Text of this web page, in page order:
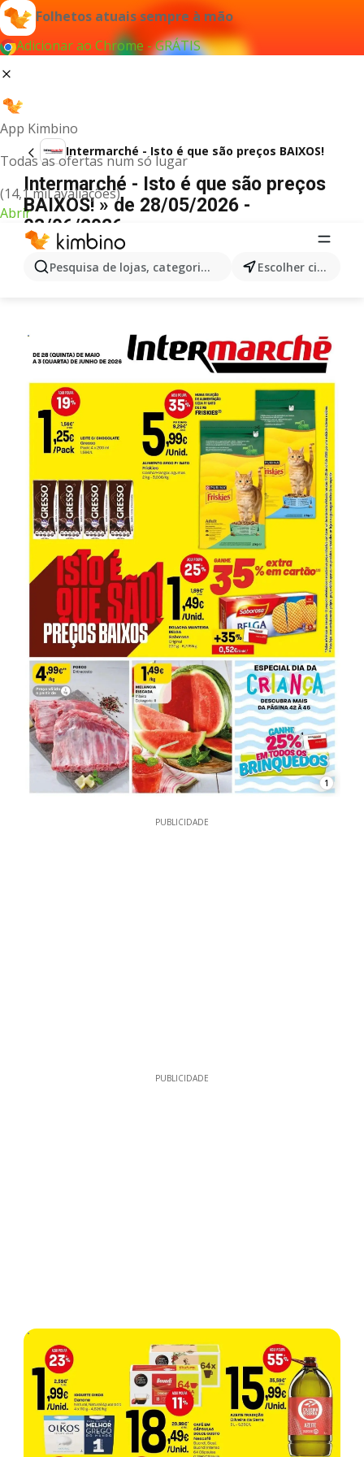
Folhetos atuais sempre à mão
Adicionar ao Chrome - GRÁTIS
App Kimbino
Todas as ofertas num só lugar
(14,1 mil avaliações)
Abrir
Pesquisa de lojas, categorias,produtos... Escolher cidade
Intermarché - Isto é que são preços BAIXOS!
Intermarché - Isto é que são preços
BAIXOS! » de 28/05/2026 -
03/06/2026
1
PUBLICIDADE
PUBLICIDADE